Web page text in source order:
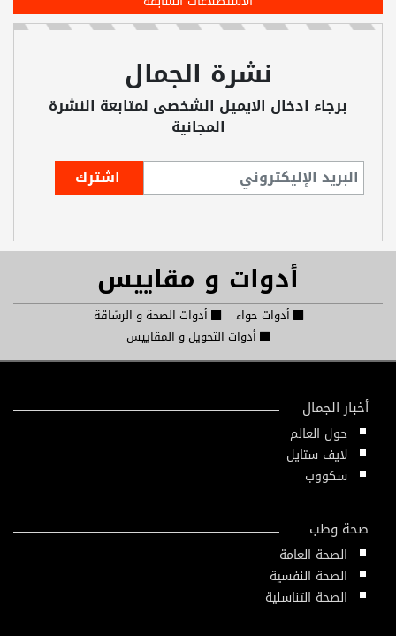
نشرة الجمال
برجاء ادخال الايميل الشخصى لمتابعة النشرة
المجانية
أدوات و مقاييس
أدوات حواء
أدوات الصحة و الرشاقة
أدوات التحويل و المقاييس
أخبار الجمال
حول العالم
لايف ستايل
سكووب
صحة وطب
الصحة العامة
الصحة النفسية
الصحة التناسلية